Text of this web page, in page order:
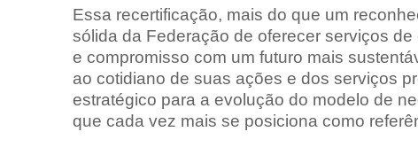
Essa recertificação, mais do que um
sólida da Federação de oferecer serviços
e compromisso com um futuro mais
ao cotidiano de suas ações e dos serviços
estratégico para a evolução do modelo de
que cada vez mais se posiciona como